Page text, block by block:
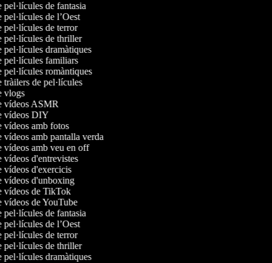
pel·lícules de fantasia
pel·lícules de l’Oest
pel·lícules de terror
pel·lícules de thriller
pel·lícules dramàtiques
pel·lícules familiars
pel·lícules romàntiques
tràilers de pel·lícules
vlogs
vídeos ASMR
vídeos DIY
vídeos amb fotos
vídeos amb pantalla verda
vídeos amb veu en off
vídeos d'entrevistes
vídeos d'exercicis
vídeos d'unboxing
vídeos de TikTok
vídeos de YouTube
pel·lícules de fantasia
pel·lícules de l’Oest
pel·lícules de terror
pel·lícules de thriller
pel·lícules dramàtiques